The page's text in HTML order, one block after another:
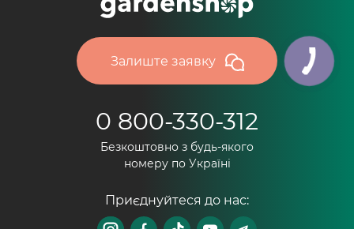
Залиште заявку
0 800-330-312
Безкоштовно з будь-якого
номеру по Україні
Приєднуйтеся до нас: